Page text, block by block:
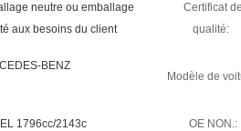
neutre ou emballage
aux besoins du client
Certificat de
qualité:
BENZ
Modèle de
1796cc/2143c OE NON.: